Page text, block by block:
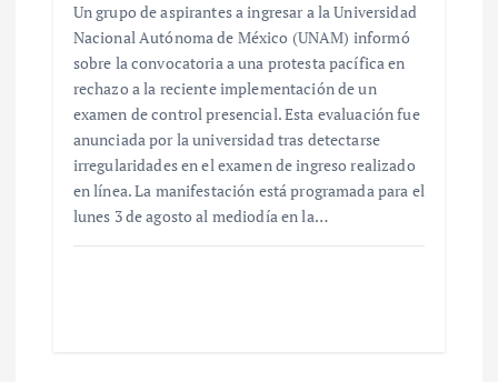
Un grupo de aspirantes a ingresar a la Universidad
Nacional Autónoma de México (UNAM) informó
sobre la convocatoria a una protesta pacífica en
rechazo a la reciente implementación de un
examen de control presencial. Esta evaluación fue
anunciada por la universidad tras detectarse
irregularidades en el examen de ingreso realizado
en línea. La manifestación está programada para el
lunes 3 de agosto al mediodía en la…